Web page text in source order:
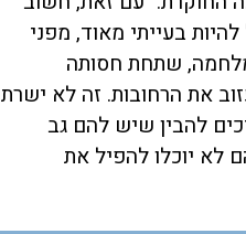
בעייתי מאוד, מפני
מלחמה, שתחת חסותה
את הרחובות. זה לא ישרת
להבין שיש להם גב
לא יוכלו להפיל את